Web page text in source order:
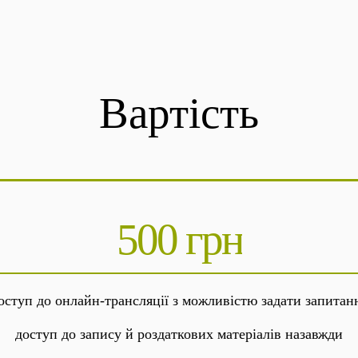
Вартість
500 грн
до онлайн-трансляції з можливістю задати
доступ до запису й роздаткових матеріалів назавжди